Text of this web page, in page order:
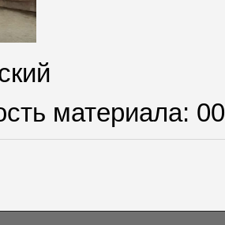
материала: